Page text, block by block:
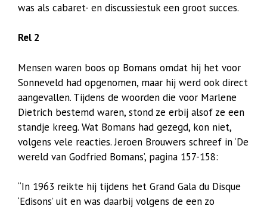
was als cabaret- en discussiestuk een groot succes.
Rel 2
Mensen waren boos op Bomans omdat hij het voor
Sonneveld had opgenomen, maar hij werd ook direct
aangevallen. Tijdens de woorden die voor Marlene
Dietrich bestemd waren, stond ze erbij alsof ze een
standje kreeg. Wat Bomans had gezegd, kon niet,
volgens vele reacties. Jeroen Brouwers schreef in ‘De
wereld van Godfried Bomans’, pagina 157-158:
“In 1963 reikte hij tijdens het Grand Gala du Disque
‘Edisons’ uit en was daarbij volgens de een zo